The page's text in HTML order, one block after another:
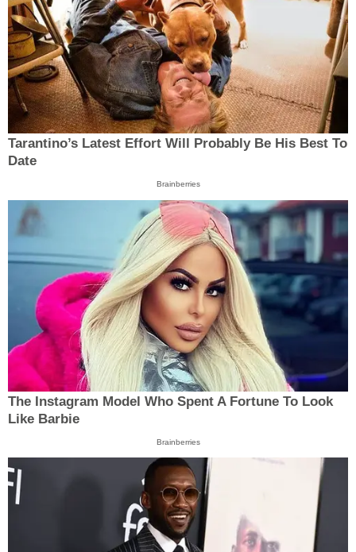
Tarantino’s Latest Effort Will Probably Be His Best To
Date
Brainberries
The Instagram Model Who Spent A Fortune To Look
Like Barbie
Brainberries